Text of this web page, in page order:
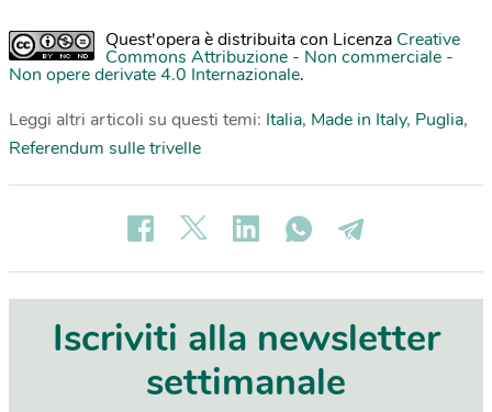
Quest'opera è distribuita con Licenza Creative
Commons Attribuzione - Non commerciale -
Non opere derivate 4.0 Internazionale.
Leggi altri articoli su questi temi: Italia, Made in Italy, Puglia,
Referendum sulle trivelle
Iscriviti alla newsletter
settimanale